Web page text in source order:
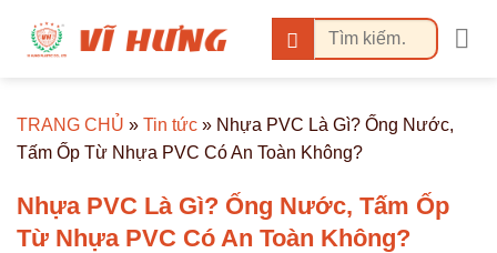
Tìm
kiếm:
TRANG CHỦ » Tin tức » Nhựa PVC Là Gì? Ống Nước,
Tấm Ốp Từ Nhựa PVC Có An Toàn Không?
Nhựa PVC Là Gì? Ống Nước, Tấm Ốp
Từ Nhựa PVC Có An Toàn Không?